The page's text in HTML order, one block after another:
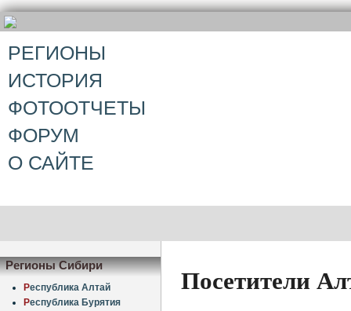
РЕГИОНЫ
ИСТОРИЯ
ФОТООТЧЕТЫ
ФОРУМ
О САЙТЕ
Регионы Сибири
Республика Алтай
Республика Бурятия
Посетители